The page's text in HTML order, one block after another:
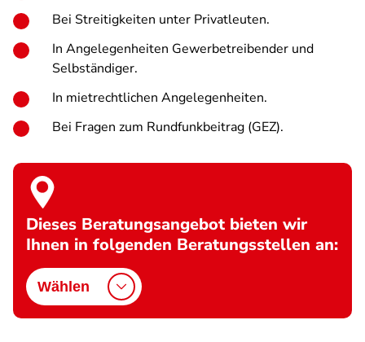
Bei Streitigkeiten unter Privatleuten.
In Angelegenheiten Gewerbetreibender und
Selbständiger.
In mietrechtlichen Angelegenheiten.
Bei Fragen zum Rundfunkbeitrag (GEZ).
Dieses Beratungsangebot bieten wir
Ihnen in folgenden Beratungsstellen an:
Wählen